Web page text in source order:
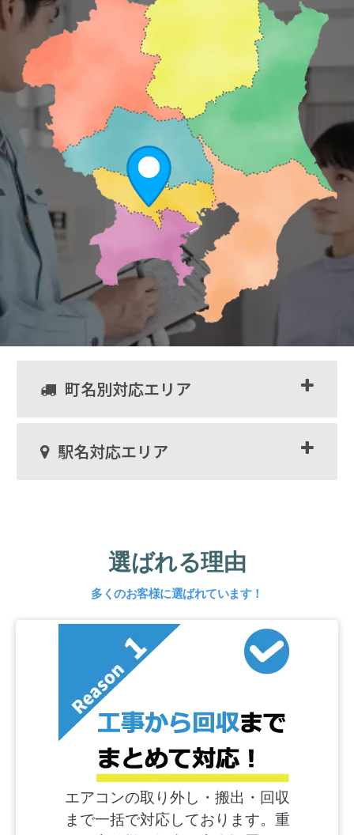
町名別対応エリア
駅名対応エリア
選ばれる理由
多くのお客様に選ばれています！
エアコンの取り外し・搬出・回収
まで一括で対応しております。重